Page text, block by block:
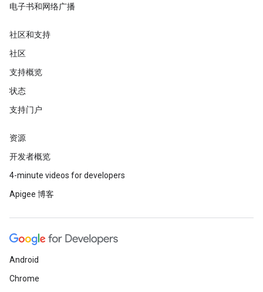
电子书和网络广播
社区和支持
社区
支持概览
状态
支持门户
资源
开发者概览
4-minute videos for developers
Apigee 博客
Android
Chrome